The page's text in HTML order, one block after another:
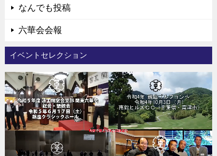
なんでも投稿
六華会会報
イベントセレクション